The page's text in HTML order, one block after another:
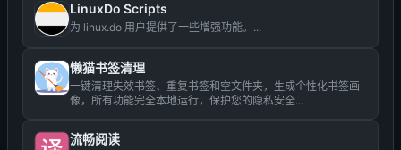
LinuxDo Scripts
为 linux.do 用户提供了一些增强功能。...
懒猫书签清理
一键清理失效书签、重复书签和空文件夹，生成个性化书签画
像，所有功能完全本地运行，保护您的隐私安全...
流畅阅读